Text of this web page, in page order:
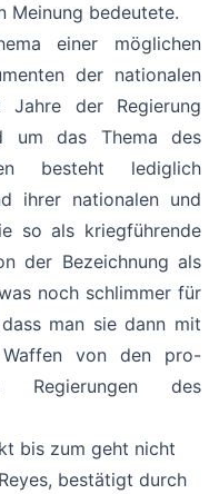
Meinung bedeutete.
einer möglichen
der nationalen
der Regierung
um das Thema des
besteht lediglich
ihrer nationalen und
so als kriegführende
der Bezeichnung als
noch schlimmer für
man sie dann mit
von den pro-
Regierungen des
bis zum geht nicht
bestätigt durch